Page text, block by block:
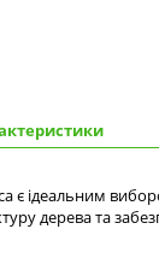
ідеальним
дерева та